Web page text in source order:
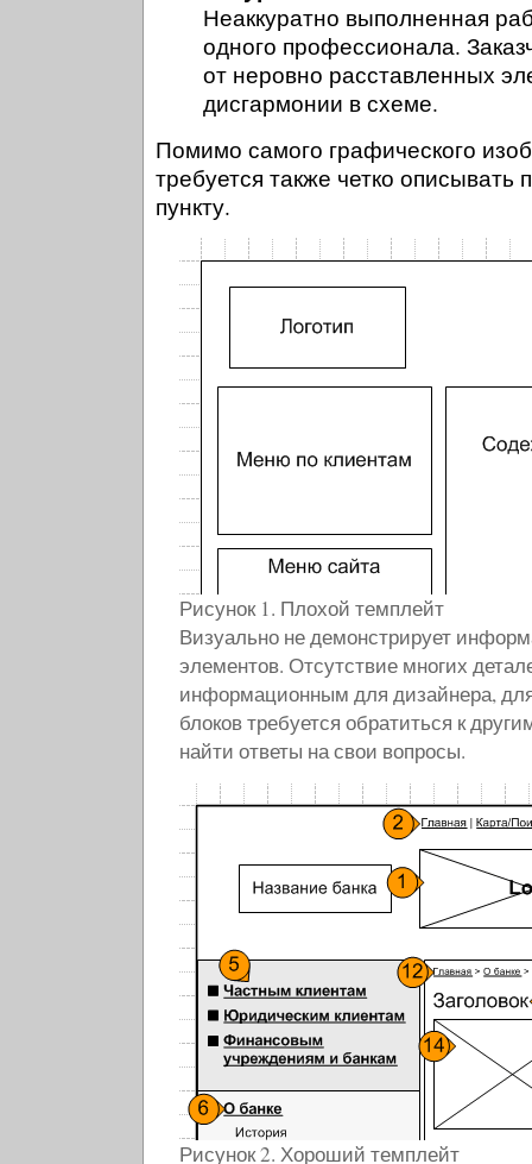
Неаккуратно выполненная
одного профессионала.
от неровно расставленных
дисгармонии в схеме.
Помимо самого графического
требуется также четко описывать
пункту.
Рисунок 1. Плохой темплейт
Визуально не демонстрирует
элементов. Отсутствие многих
информационным для дизайнера,
блоков требуется обратиться к
найти ответы на свои вопросы.
Рисунок 2. Хороший темплейт